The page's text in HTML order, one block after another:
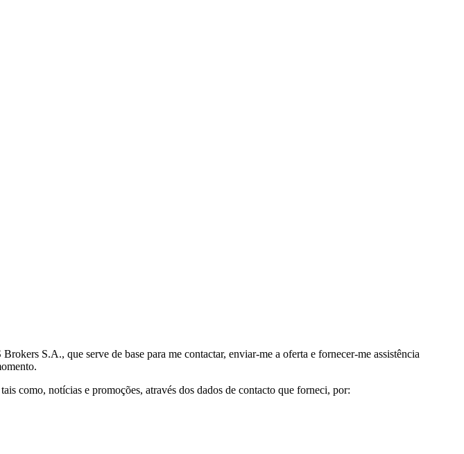
S.A., que serve de base para me contactar, enviar-me a oferta e fornecer-me assistência
como, notícias e promoções, através dos dados de contacto que forneci, por: